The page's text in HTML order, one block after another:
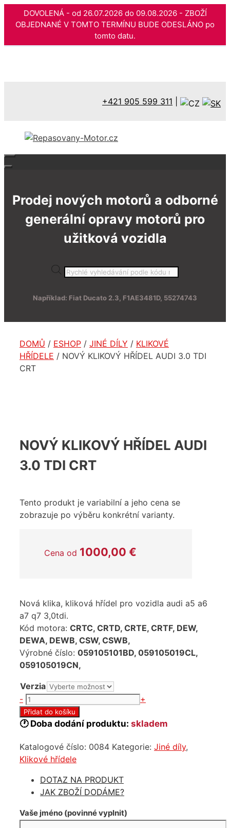
DOVOLENÁ - od 26.07.2026 do 09.08.2026 - ZBOŽÍ
OBJEDNANÉ V TOMTO TERMÍNU BUDE ODESLÁNO po
tomto datu.
+421 905 599 311
Prodej nových motorů a odborné
generální opravy motorů pro
užitková vozidla
Products
Například: Fiat Ducato 2.3, F1AE3481D, 55274743
DOMŮ / ESHOP / JINÉ DÍLY / KLIKOVÉ
HŘÍDELE / NOVÝ KLIKOVÝ HŘÍDEL AUDI 3.0 TDI
CRT
NOVÝ KLIKOVÝ HŘÍDEL AUDI
3.0 TDI CRT
Tento produkt je variabilní a jeho cena se
zobrazuje po výběru konkrétní varianty.
Cena od 1000,00 €
Nová klika, kliková hřídel pro vozidla audi a5 a6
a7 q7 3,0tdi.
Kód motora: CRTC, CRTD, CRTE, CRTF, DEW,
DEWA, DEWB, CSW, CSWB,
Výrobné číslo: 059105101BD, 059105019CL,
059105019CN,
Verzia
- Nový
klikový
hřídel
3.0
tdi
množství
+
Přidat do košíku
🕐 Doba dodání produktu: skladem
Katalogové číslo: 0084 Kategorie: Jiné díly,
Klikové hřídele
DOTAZ NA PRODUKT
JAK ZBOŽÍ DODÁME?
Vaše jméno (povinné vyplnit)